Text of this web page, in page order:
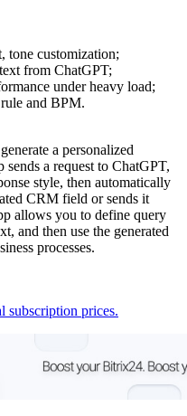
tone customization;
from ChatGPT;
under heavy load;
and BPM.
a personalized
a request to ChatGPT,
style, then automatically
CRM field or sends it
allows you to define query
and then use the generated
processes.
subscription prices.